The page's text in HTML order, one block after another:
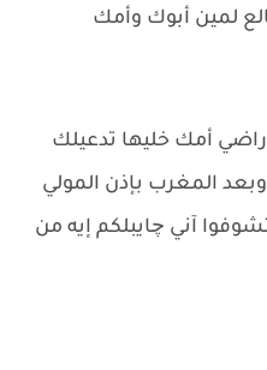
لمين أبوك وأمك
أمك خليها تدعيلك
المغرب بإذن المولي
آني چايبلكم إيه من